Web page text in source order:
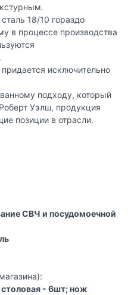
18/10 гораздо
в процессе производства
исключительно
подходу, который
Уэлш, продукция
позиции в отрасли.
СВЧ и посудомоечной
- 6шт; нож